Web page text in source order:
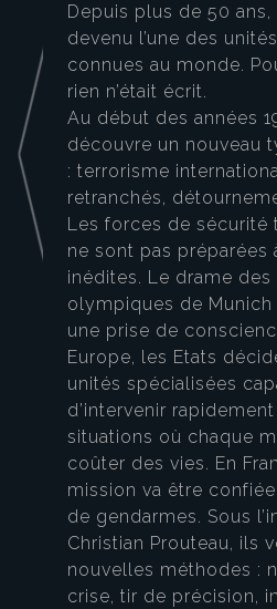
Depuis plus de 50 ans,
devenu l’une des
connues au monde.
rien n’était écrit.
Au début des années
découvre un nouveau
: terrorisme
retranchés,
Les forces de sécurité
ne sont pas préparées
inédites. Le drame des
olympiques de Munich
une prise de
Europe, les Etats
unités spécialisées
d’intervenir
situations où chaque
coûter des vies. En
mission va être
de gendarmes. Sous
Christian Prouteau, ils
nouvelles méthodes :
crise, tir de précision,